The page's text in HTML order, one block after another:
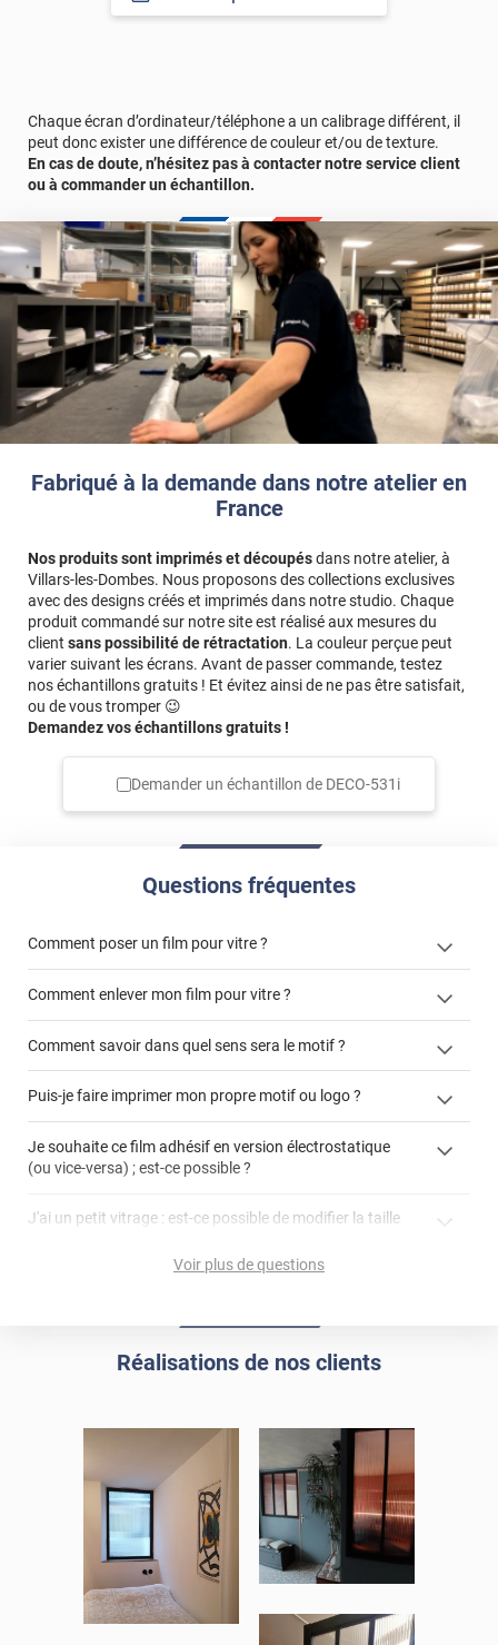
Fabriqué à la demande dans notre atelier en
France
Nos produits sont imprimés et découpésdans notre atelier, à
Villars-les-Dombes. Nous proposons des collections exclusives
avec des designs créés et imprimés dans notre studio. Chaque
produit commandé sur notre site est réalisé aux mesures du
client sans possibilité de rétractation. La couleur perçue peut
varier suivant les écrans. Avant de passer commande, testez
nos échantillons gratuits ! Et évitez ainsi de ne pas être satisfait,
ou de vous tromper 😉
Demandez vos échantillons gratuits !
Demander un échantillon de DECO-531i
Réalisations de nos clients
Questions fréquentes
Comment poser un film pour vitre ?
cet article
cet
article
Comment enlever mon film pour vitre ?
enlever et stocker
Comment savoir dans quel sens sera le motif ?
Puis-je faire imprimer mon propre motif ou logo ?
personnaliser
Je souhaite ce film adhésif en version électrostatique
(ou vice-versa) ; est-ce possible ?
J'ai un petit vitrage : est-ce possible de modifier la taille
impression personnalisée
Voir plus de questions
assombrit aussi la pièce. Quand on se déplace d'une pièce
Bonjour Adèle, Merci d’avoir pris le temps de partager
votre retour. Nous sommes désolés d’apprendre que
le rendu du film effet verre strié n’a pas répondu à vos
😔 Bonne journée, L'équipe Luminis Films
Chaque écran d’ordinateur/téléphone a un calibrage différent, il
peut donc exister une différence de couleur et/ou de texture.
En cas de doute, n’hésitez pas à contacter notre service client
ou à commander un échantillon.